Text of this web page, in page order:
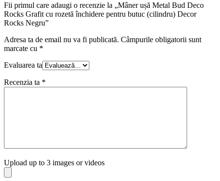
Fii primul care adaugi o recenzie la „Mâner ușă Metal Bud Deco
Rocks Grafit cu rozetă închidere pentru butuc (cilindru) Decor
Rocks Negru”
Adresa ta de email nu va fi publicată. Câmpurile obligatorii sunt
marcate cu *
Evaluarea ta
Recenzia ta *
Upload up to 3 images or videos